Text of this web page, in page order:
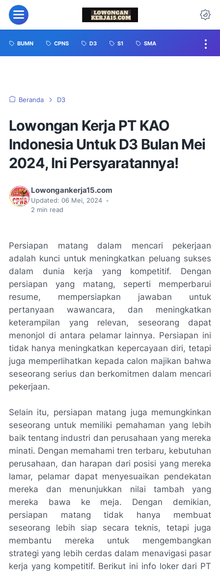
BUMN CPNS D3 S1 SMA
Beranda D3
Lowongan Kerja PT KAO
Indonesia Untuk D3 Bulan Mei
2024, Ini Persyaratannya!
Lowongankerja15.com
Updated: 06 Mei, 2024 •
2 min read
Persiapan matang dalam mencari pekerjaan
adalah kunci untuk meningkatkan peluang sukses
dalam dunia kerja yang kompetitif. Dengan
persiapan yang matang, seperti memperbarui
resume, mempersiapkan jawaban untuk
pertanyaan wawancara, dan meningkatkan
keterampilan yang relevan, seseorang dapat
menonjol di antara pelamar lainnya. Persiapan ini
tidak hanya meningkatkan kepercayaan diri, tetapi
juga memperlihatkan kepada calon majikan bahwa
seseorang serius dan berkomitmen dalam mencari
pekerjaan.
Selain itu, persiapan matang juga memungkinkan
seseorang untuk memiliki pemahaman yang lebih
baik tentang industri dan perusahaan yang mereka
minati. Dengan memahami tren terbaru, kebutuhan
perusahaan, dan harapan dari posisi yang mereka
lamar, pelamar dapat menyesuaikan pendekatan
mereka dan menunjukkan nilai tambah yang
mereka bawa ke meja. Dengan demikian,
persiapan matang tidak hanya membuat
seseorang lebih siap secara teknis, tetapi juga
membantu mereka untuk mengembangkan
strategi yang lebih cerdas dalam menavigasi pasar
kerja yang kompetitif. Berikut ini info loker dari PT